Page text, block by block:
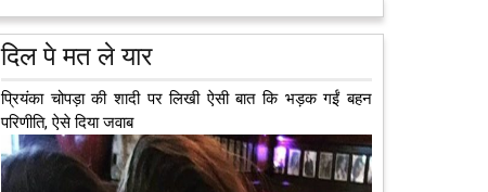
दिल पे मत ले यार
प्रियंका चोपड़ा की शादी पर लिखी ऐसी बात कि भड़क गईं बहन
परिणीति, ऐसे दिया जवाब